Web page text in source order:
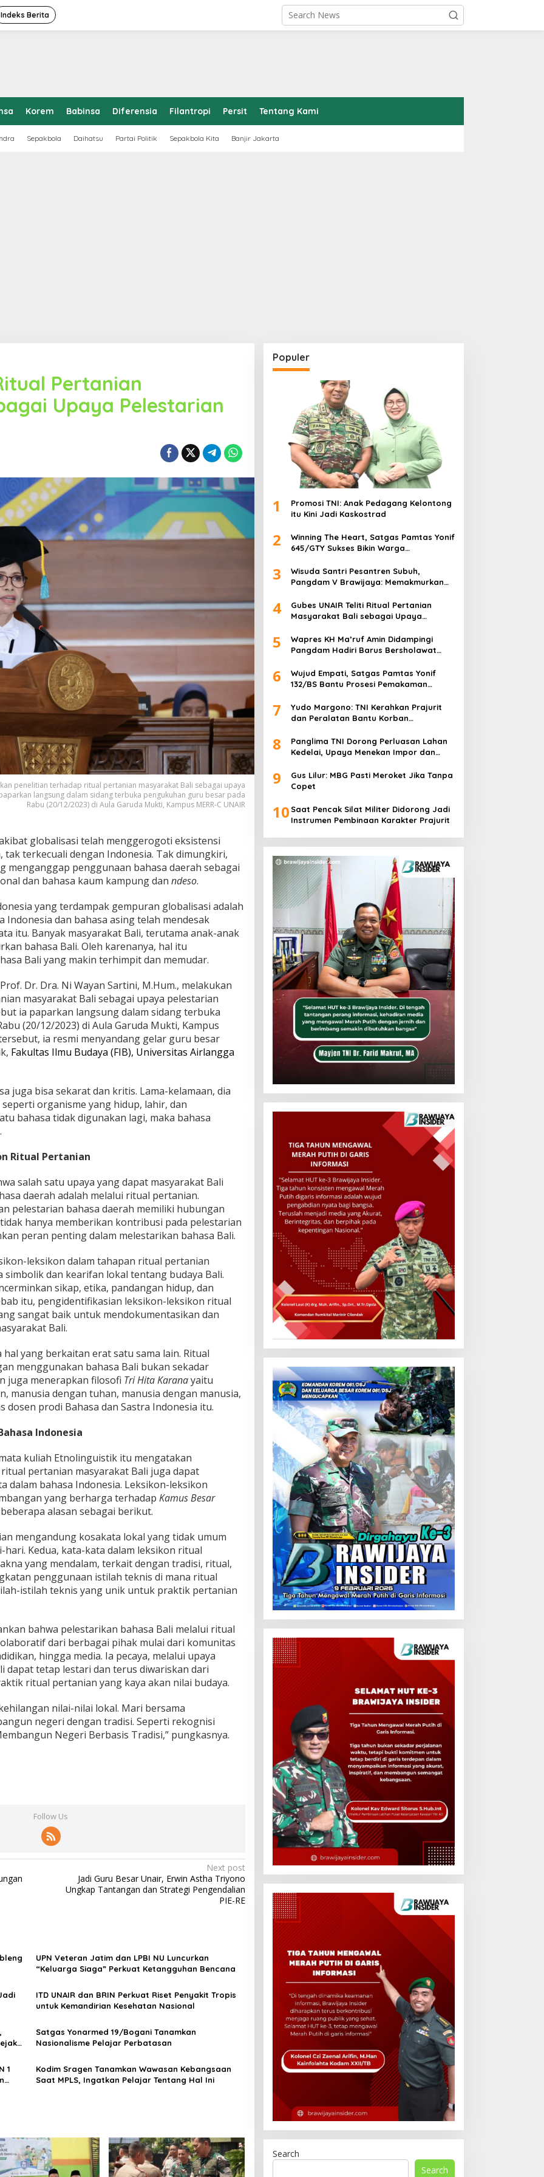
Indeks Berita
Korem Babinsa Diferensia Filantropi Persit Tentang Kami
Sepakbola Daihatsu Partai Politik Sepakbola Kita Banjir Jakarta
Pertanian
Upaya Pelestarian
penelitian terhadap ritual pertanian masyarakat Bali sebagai upaya
langsung dalam sidang terbuka pengukuhan guru besar pada
Rabu (20/12/2023) di Aula Garuda Mukti, Kampus MERR-C UNAIR
globalisasi telah menggerogoti eksistensi
tak terkecuali dengan Indonesia. Tak dimungkiri,
menganggap penggunaan bahasa daerah sebagai
dan bahasa kaum kampung dan ndeso.
yang terdampak gempuran globalisasi adalah
Indonesia dan bahasa asing telah mendesak
itu. Banyak masyarakat Bali, terutama anak-anak
bahasa Bali. Oleh karenanya, hal itu
Bali yang makin terhimpit dan memudar.
Dr. Dra. Ni Wayan Sartini, M.Hum., melakukan
masyarakat Bali sebagai upaya pelestarian
ia paparkan langsung dalam sidang terbuka
(20/12/2023) di Aula Garuda Mukti, Kampus
ia resmi menyandang gelar guru besar
Fakultas Ilmu Budaya (FIB), Universitas Airlangga
juga bisa sekarat dan kritis. Lama-kelamaan, dia
seperti organisme yang hidup, lahir, dan
bahasa tidak digunakan lagi, maka bahasa
Ritual Pertanian
salah satu upaya yang dapat masyarakat Bali
daerah adalah melalui ritual pertanian.
pelestarian bahasa daerah memiliki hubungan
hanya memberikan kontribusi pada pelestarian
peran penting dalam melestarikan bahasa Bali.
leksikon dalam tahapan ritual pertanian
simbolik dan kearifan lokal tentang budaya Bali.
sikap, etika, pandangan hidup, dan
itu, pengidentifikasian leksikon-leksikon ritual
sangat baik untuk mendokumentasikan dan
Bali.
hal yang berkaitan erat satu sama lain. Ritual
menggunakan bahasa Bali bukan sekadar
juga menerapkan filosofi Tri Hita Karanayaitu
manusia dengan tuhan, manusia dengan manusia,
dosen prodi Bahasa dan Sastra Indonesia itu.
Indonesia
kuliah Etnolinguistik itu mengatakan
pertanian masyarakat Bali juga dapat
dalam bahasa Indonesia. Leksikon-leksikon
yang berharga terhadap Kamus Besar
alasan sebagai berikut.
mengandung kosakata lokal yang tidak umum
Kedua, kata-kata dalam leksikon ritual
yang mendalam, terkait dengan tradisi, ritual,
penggunaan istilah teknis di mana ritual
istilah teknis yang unik untuk praktik pertanian
bahwa pelestarikan bahasa Bali melalui ritual
dari berbagai pihak mulai dari komunitas
hingga media. Ia pecaya, melalui upaya
dapat tetap lestari dan terus diwariskan dari
ritual pertanian yang kaya akan nilai budaya.
nilai-nilai lokal. Mari bersama
negeri dengan tradisi. Seperti rekognisi
Negeri Berbasis Tradisi,” pungkasnya.
Follow Us
Next post
Jadi Guru Besar Unair, Erwin Astha Triyono
Ungkap Tantangan dan Strategi Pengendalian
PIE-RE
UPN Veteran Jatim dan LPBI NU Luncurkan
“Keluarga Siaga” Perkuat Ketangguhan Bencana
ITD UNAIR dan BRIN Perkuat Riset Penyakit Tropis
untuk Kemandirian Kesehatan Nasional
Satgas Yonarmed 19/Bogani Tanamkan
Nasionalisme Pelajar Perbatasan
1
Kodim Sragen Tanamkan Wawasan Kebangsaan
Saat MPLS, Ingatkan Pelajar Tentang Hal Ini
Populer
1
Promosi TNI: Anak Pedagang Kelontong
itu Kini Jadi Kaskostrad
2
Winning The Heart, Satgas Pamtas Yonif
645/GTY Sukses Bikin Warga
3
Wisuda Santri Pesantren Subuh,
Pangdam V Brawijaya: Memakmurkan
4
Gubes UNAIR Teliti Ritual Pertanian
Masyarakat Bali sebagai Upaya
5
Wapres KH Ma’ruf Amin Didampingi
Pangdam Hadiri Barus Bersholawat
6
Wujud Empati, Satgas Pamtas Yonif
132/BS Bantu Prosesi Pemakaman
7
Yudo Margono: TNI Kerahkan Prajurit
dan Peralatan Bantu Korban
8
Panglima TNI Dorong Perluasan Lahan
Kedelai, Upaya Menekan Impor dan
9
Gus Lilur: MBG Pasti Meroket Jika Tanpa
Copet
10 Saat Pencak Silat Militer Didorong Jadi
Instrumen Pembinaan Karakter Prajurit
Search
Search